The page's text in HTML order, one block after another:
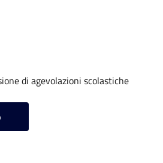
di agevolazioni scolastiche